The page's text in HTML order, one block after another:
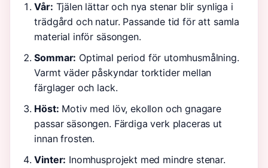
Vår: Tjälen lättar och nya stenar blir synliga i
trädgård och natur. Passande tid för att samla
material inför säsongen.
Sommar: Optimal period för utomhusmålning.
Varmt väder påskyndar torktider mellan
färglager och lack.
Höst: Motiv med löv, ekollon och gnagare
passar säsongen. Färdiga verk placeras ut
innan frosten.
Vinter: Inomhusprojekt med mindre stenar.